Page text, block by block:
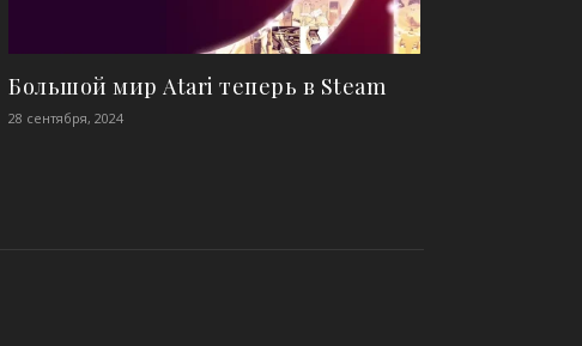
Большой мир Atari теперь в Steam
28 сентября, 2024